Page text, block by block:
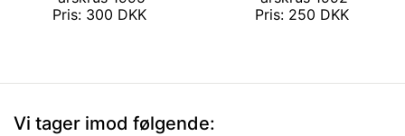
Pris: 300 DKK
Pris: 250 DKK
Vi tager imod følgende: